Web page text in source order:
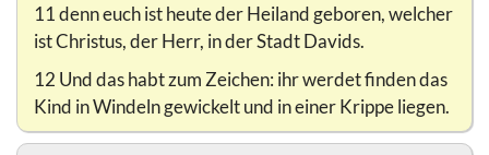
11 denn euch ist heute der Heiland geboren, welcher
ist Christus, der Herr, in der Stadt Davids.
12 Und das habt zum Zeichen: ihr werdet finden das
Kind in Windeln gewickelt und in einer Krippe liegen.